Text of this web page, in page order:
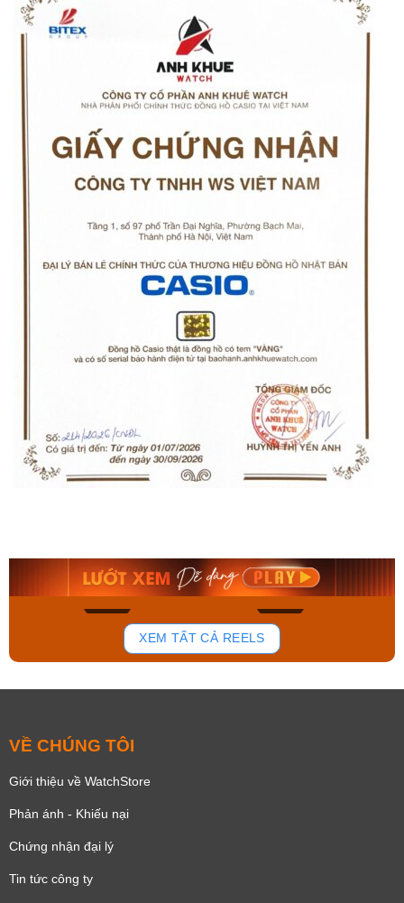
136
Mua ngay Mua ngay
XEM TẤT CẢ REELS
VỀ CHÚNG TÔI
Giới thiệu về WatchStore
Phản ánh - Khiếu nại
Chứng nhận đại lý
Tin tức công ty